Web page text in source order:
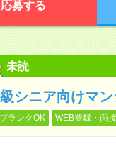
応募する
未読
シニア向けマ
ブランクOK WEB登録・面